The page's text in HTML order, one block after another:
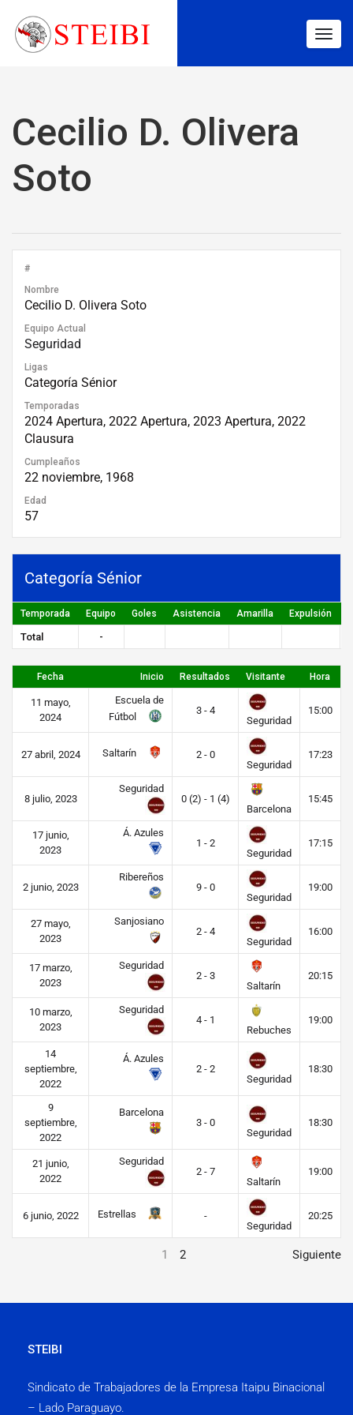
Cecilio D. Olivera
Soto
#
Nombre
Cecilio D. Olivera Soto
Equipo Actual
Seguridad
Ligas
Categoría Sénior
Temporadas
2024 Apertura, 2022 Apertura, 2023 Apertura, 2022
Clausura
Cumpleaños
22 noviembre, 1968
Edad
57
Categoría Sénior
Temporada Equipo Goles Asistencia Amarilla Expulsión
Total -
Fecha Inicio Resultados Visitante Hora
11 mayo,
2024
Escuela de
Fútbol
3 - 4
Seguridad
15:00
27 abril, 2024 Saltarín
2 - 0
Seguridad
17:23
8 julio, 2023
Seguridad
0 (2) - 1 (4)
Barcelona
15:45
17 junio,
2023
Á. Azules
1 - 2
Seguridad
17:15
2 junio, 2023
Ribereños
9 - 0
Seguridad
19:00
27 mayo,
2023
Sanjosiano
2 - 4
Seguridad
16:00
17 marzo,
2023
Seguridad
2 - 3
Saltarín
20:15
10 marzo,
2023
Seguridad
4 - 1
Rebuches
19:00
14
septiembre,
2022
Á. Azules
2 - 2
Seguridad
18:30
9
septiembre,
2022
Barcelona
3 - 0
Seguridad
18:30
21 junio,
2022
Seguridad
2 - 7
Saltarín
19:00
6 junio, 2022 Estrellas
-
Seguridad
20:25
1 2 Siguiente
STEIBI
Sindicato de Trabajadores de la Empresa Itaipu Binacional
– Lado Paraguayo.